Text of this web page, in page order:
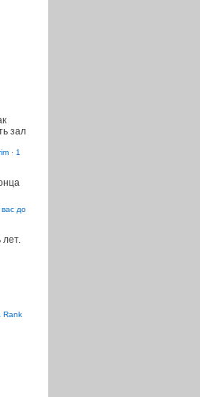
зал
· 1
до
Rank